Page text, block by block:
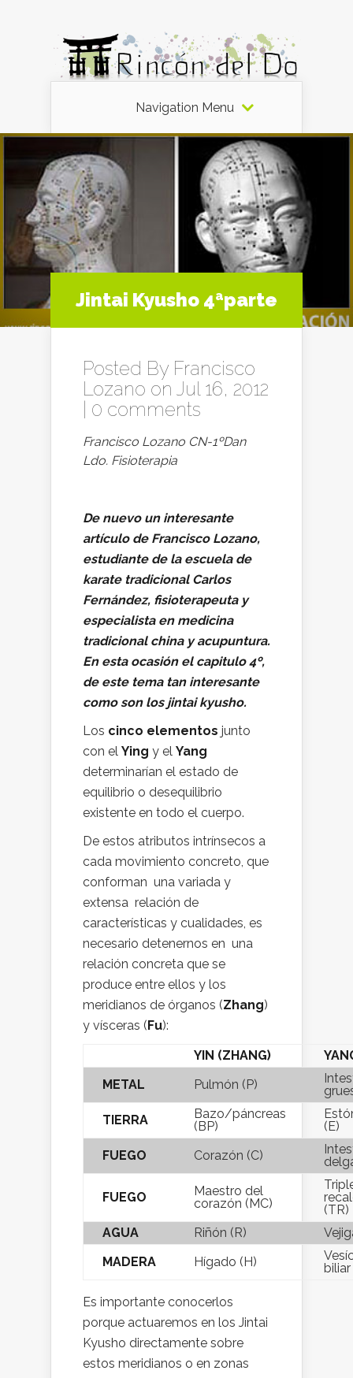
Navigation Menu
Jintai Kyusho 4ªparte
Posted By Francisco
Lozano on Jul 16, 2012
0 comments
Francisco Lozano CN-1ºDan
Ldo. Fisioterapia
De nuevo un interesante
artículo de Francisco Lozano,
estudiante de la escuela de
karate tradicional Carlos
Fernández, fisioterapeuta y
especialista en medicina
tradicional china y acupuntura.
En esta ocasión el capitulo 4º,
de este tema tan interesante
como son los jintai kyusho.
Los cinco elementos junto
con el Ying y el Yang
determinarían el estado de
equilibrio o desequilibrio
existente en todo el cuerpo.
De estos atributos intrínsecos a
cada movimiento concreto, que
conforman una variada y
extensa relación de
características y cualidades, es
necesario detenernos en una
relación concreta que se
produce entre ellos y los
meridianos de órganos (Zhang)
y vísceras (Fu):
YIN (ZHANG)
METAL
Pulmón (P)
TIERRA
Bazo/páncreas
(BP)
(E)
FUEGO
Corazón (C)
FUEGO
Maestro del
corazón (MC)
(TR)
AGUA
Riñón (R)
MADERA
Hígado (H)
Es importante conocerlos
porque actuaremos en los Jintai
Kyusho directamente sobre
estos meridianos o en zonas